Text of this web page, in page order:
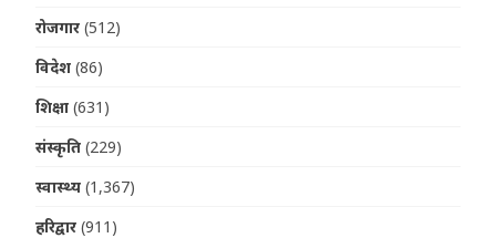
रोजगार (512)
विदेश (86)
शिक्षा (631)
संस्कृति (229)
स्वास्थ्य (1,367)
हरिद्वार (911)